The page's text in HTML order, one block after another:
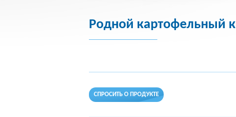
Родной картофельный
СПРОСИТЬ О ПРОДУКТЕ